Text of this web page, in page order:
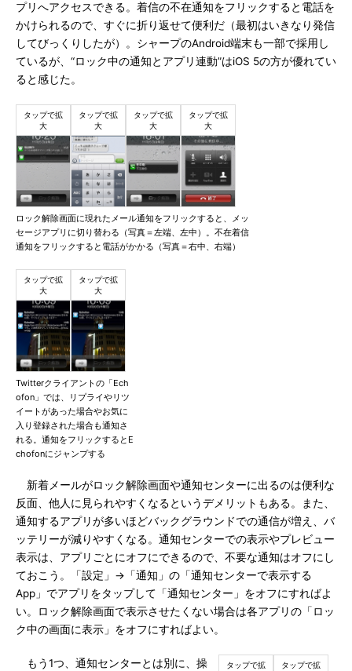
プリへアクセスできる。着信の不在通知をフリックすると電話を
かけられるので、すぐに折り返せて便利だ（最初はいきなり発信
してびっくりしたが）。シャープのAndroid端末も一部で採用し
ているが、“ロック中の通知とアプリ連動”はiOS 5の方が優れてい
ると感じた。
ロック解除画面に現れたメール通知をフリックすると、メッ
セージアプリに切り替わる（写真＝左端、左中）。不在着信
通知をフリックすると電話がかかる（写真＝右中、右端）
Twitterクライアントの「Ech
ofon」では、リプライやリツ
イートがあった場合やお気に
入り登録された場合も通知さ
れる。通知をフリックするとE
chofonにジャンプする
新着メールがロック解除画面や通知センターに出るのは便利な
反面、他人に見られやすくなるというデメリットもある。また、
通知するアプリが多いほどバックグラウンドでの通信が増え、バ
ッテリーが減りやすくなる。通知センターでの表示やプレビュー
表示は、アプリごとにオフにできるので、不要な通知はオフにし
ておこう。「設定」→「通知」の「通知センターで表示する
App」でアプリをタップして「通知センター」をオフにすればよ
い。ロック解除画面で表示させたくない場合は各アプリの「ロッ
ク中の画面に表示」をオフにすればよい。
もう1つ、通知センターとは別に、操